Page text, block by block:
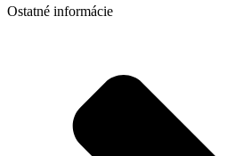
Ostatné informácie